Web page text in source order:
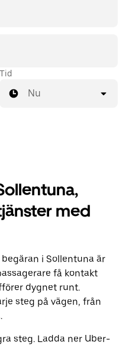
resa. Din resa är bara
Tid
Nu
med
i Sollentuna är
få kontakt
dygnet runt.
steg på vägen, från
steg. Ladda ner Uber-